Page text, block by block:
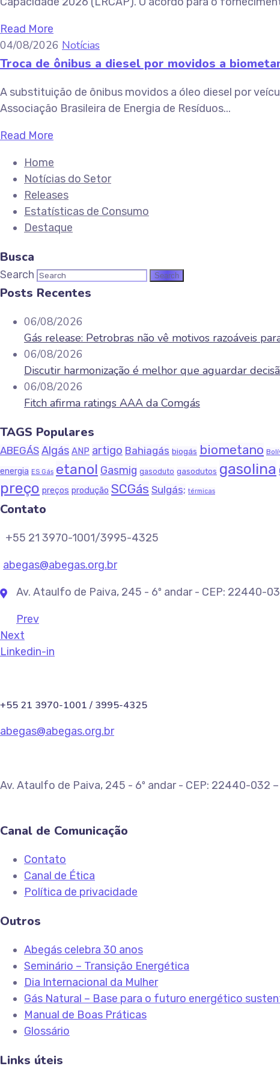
Read More
04/08/2026 Notícias
Troca de ônibus a diesel por movidos a
A substituição de ônibus movidos a óleo diesel por
Associação Brasileira de Energia de Resíduos...
Read More
Home
Notícias do Setor
Releases
Estatísticas de Consumo
Destaque
Busca
Search
Posts Recentes
06/08/2026
Gás release: Petrobras não vê motivos razoáveis
06/08/2026
Discutir harmonização é melhor que aguardar
06/08/2026
Fitch afirma ratings AAA da Comgás
TAGS Populares
ABEGÁS Algás ANP artigo Bahiagás biogás biometano
energia ES Gás etanol Gasmig gasoduto gasodutos gasolina
preço preços produção SCGás Sulgás; térmicas
Contato
+55 21 3970-1001/3995-4325
abegas@abegas.org.br
Av. Ataulfo de Paiva, 245 - 6º andar - CEP: 22440-
Prev
Next
Linkedin-in
+55 21 3970-1001 / 3995-4325
abegas@abegas.org.br
Av. Ataulfo de Paiva, 245 - 6º andar - CEP: 22440-032
Canal de Comunicação
Contato
Canal de Ética
Política de privacidade
Outros
Abegás celebra 30 anos
Seminário – Transição Energética
Dia Internacional da Mulher
Gás Natural – Base para o futuro energético
Manual de Boas Práticas
Glossário
Links úteis